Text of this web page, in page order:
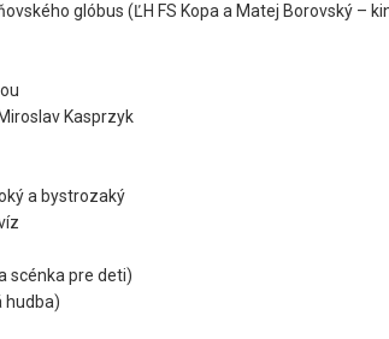
glóbus (ĽH FS Kopa a Matej Borovský –
Kasprzyk
a bystrozaký
scénka pre deti)
hudba)